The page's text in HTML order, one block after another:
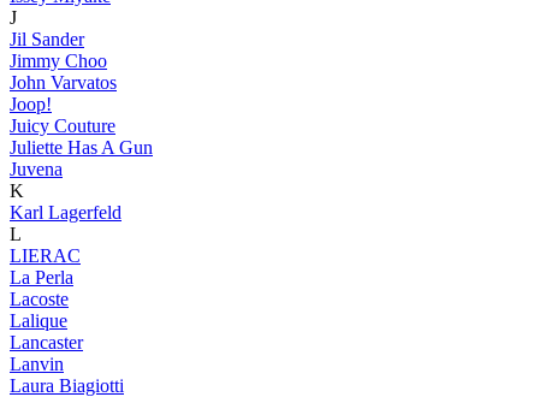
J
Jil Sander
Jimmy Choo
John Varvatos
Joop!
Juicy Couture
Juliette Has A Gun
Juvena
K
Karl Lagerfeld
L
LIERAC
La Perla
Lacoste
Lalique
Lancaster
Lanvin
Laura Biagiotti